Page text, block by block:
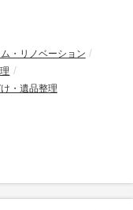
・リノベーション
・遺品整理